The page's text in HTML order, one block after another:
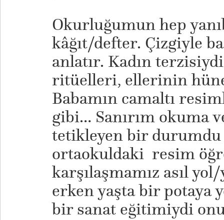
Okurluğumun hep
kâğıt/defter. Çizgiyle
anlatır. Kadın
ritüelleri, ellerinin
Babamın camaltı
gibi… Sanırım okuma
tetikleyen bir
ortaokuldaki resim
karşılaşmamız asıl yol/
erken yaşta bir potaya
bir sanat eğitimiydi